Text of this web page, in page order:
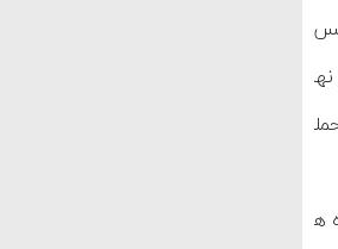
واهی و کذب محض
نهایی نشده است
نظامی علیه ایران است
با آمریکا